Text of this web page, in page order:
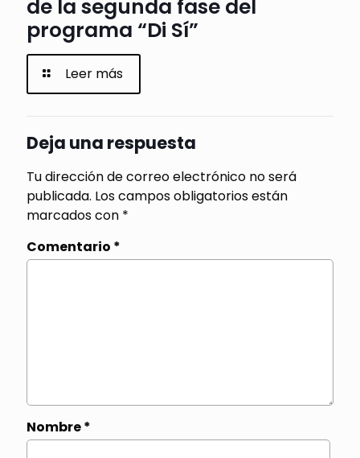
de la segunda fase del
programa “Di Sí”
Leer más
Deja una respuesta
Tu dirección de correo electrónico no será
publicada. Los campos obligatorios están
marcados con *
Comentario *
Nombre*